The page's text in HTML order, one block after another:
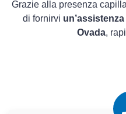
Grazie alla presenza
di fornirvi
Ovada,